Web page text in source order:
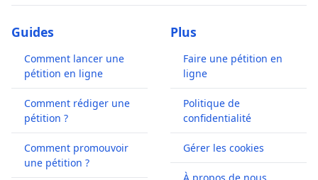
Guides
Comment lancer une
pétition en ligne
Comment rédiger une
pétition ?
Comment promouvoir
une pétition ?
Plus
Faire une pétition en
ligne
Politique de
confidentialité
Gérer les cookies